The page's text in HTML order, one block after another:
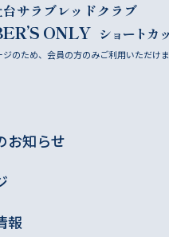
台サラブレッドクラブ
ONLY ショートカ
のため、会員の方のみご利用いただけま
お知らせ
報